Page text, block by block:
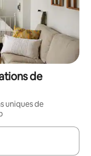
de
uniques de
les flèches vers le